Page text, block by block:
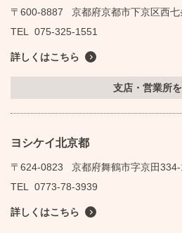
〒600-8887
京都府京都市下京区西
TEL
075-325-1551
詳しくはこちら
支店・営業所
ヨシケイ北京都
〒624-0823
京都府舞鶴市字京田334-
TEL
0773-78-3939
詳しくはこちら